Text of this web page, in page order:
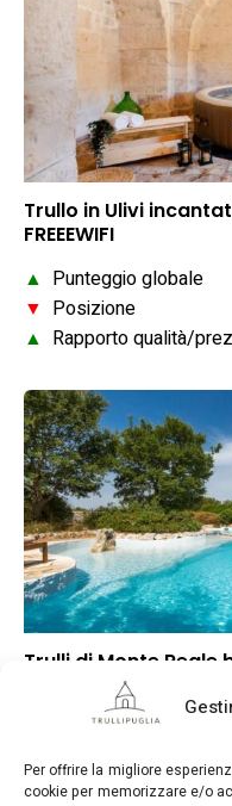
Per offrire la migliore
cookie per memorizzare e/o
Trullo in Ulivi incantati
FREEEWIFI
▲ Punteggio globale
▼ Posizione
▲ Rapporto qualità/
Trulli di Monte Reale
Punteggio globale
–Rapporto qualità/